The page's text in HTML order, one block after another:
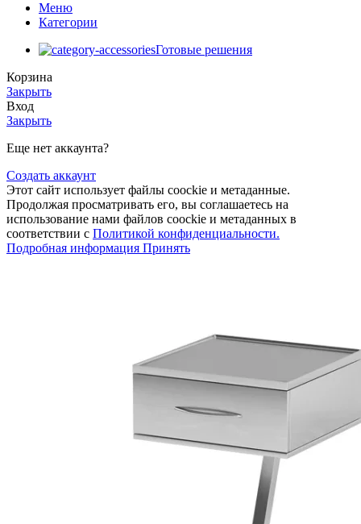
Меню
Категории
Готовые решения
Корзина
Закрыть
Вход
Закрыть
Еще нет аккаунта?
Создать аккаунт
Этот сайт использует файлы coockie и метаданные.
Продолжая просматривать его, вы соглашаетесь на
использование нами файлов coockie и метаданных в
соответствии с Политикой конфиденциальности.
Подробная информация Подробная
Принять